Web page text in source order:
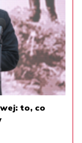
to, co